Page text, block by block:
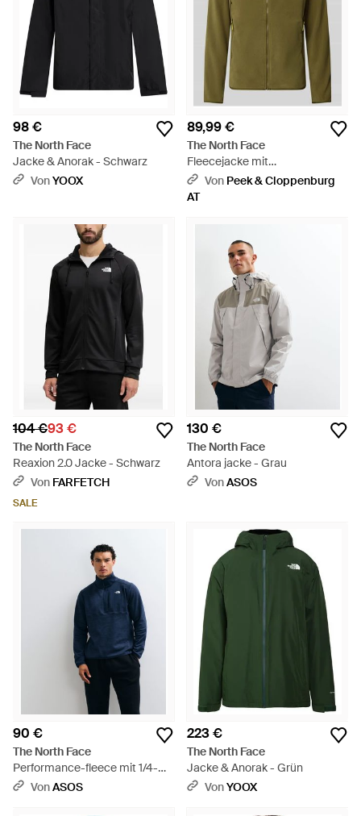
98 €
The North Face
Jacke & Anorak - Schwarz
VonYOOX
89,99 €
The North Face
Fleecejacke mit
Reißverschluss Modell 'GLACI'
- Grün
Von Peek & Cloppenburg
AT
104 €93 €
The North Face
Reaxion 2.0 Jacke - Schwarz
Von FARFETCH
SALE
130 €
The North Face
Antora jacke - Grau
VonASOS
90 €
The North Face
Performance-fleece mit 1/4-
reißverschluss - Blau
VonASOS
223 €
The North Face
Jacke & Anorak - Grün
VonYOOX